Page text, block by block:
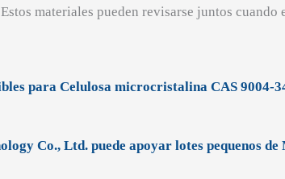
materiales pueden revisarse juntos
para Celulosa microcristalina CAS 9004-
Co., Ltd. puede apoyar lotes pequenos de